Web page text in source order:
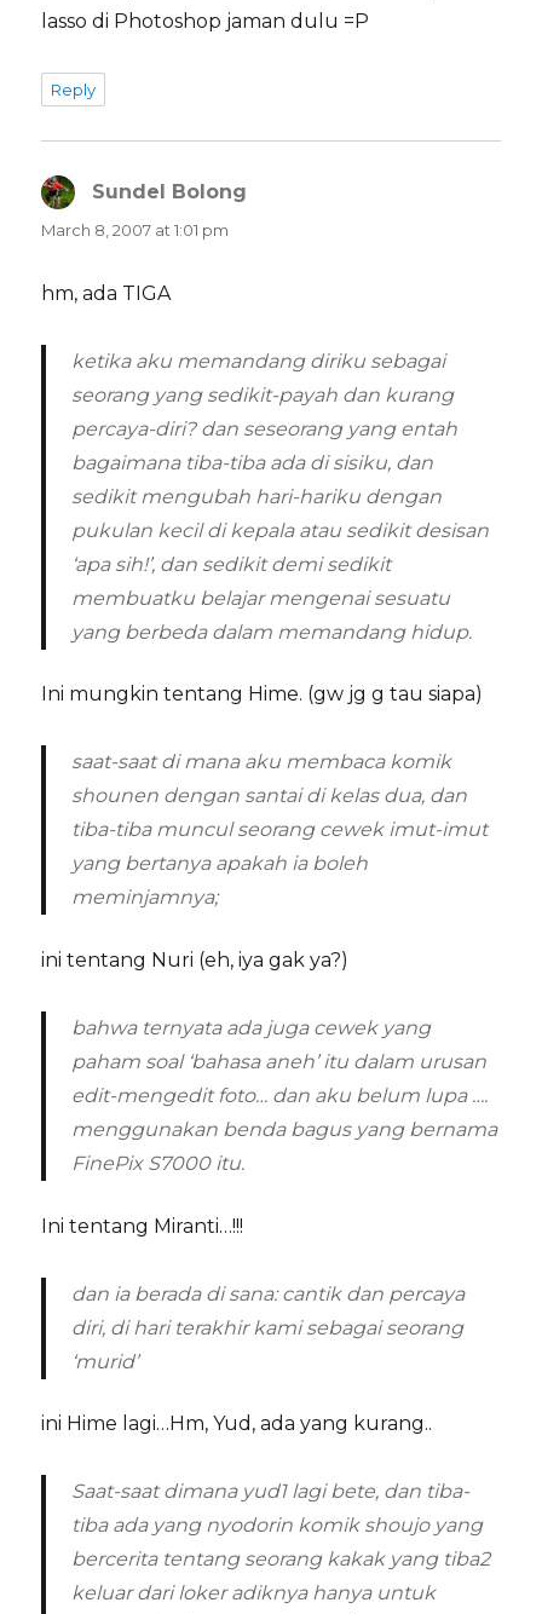
lasso di Photoshop jaman dulu =P
Reply
Sundel Bolong
March 8, 2007 at 1:01 pm
hm, ada TIGA
ketika aku memandang diriku sebagai
seorang yang sedikit-payah dan kurang
percaya-diri? dan seseorang yang entah
bagaimana tiba-tiba ada di sisiku, dan
sedikit mengubah hari-hariku dengan
pukulan kecil di kepala atau sedikit desisan
‘apa sih!’, dan sedikit demi sedikit
membuatku belajar mengenai sesuatu
yang berbeda dalam memandang hidup.
Ini mungkin tentang Hime. (gw jg g tau siapa)
saat-saat di mana aku membaca komik
shounen dengan santai di kelas dua, dan
tiba-tiba muncul seorang cewek imut-imut
yang bertanya apakah ia boleh
meminjamnya;
ini tentang Nuri (eh, iya gak ya?)
bahwa ternyata ada juga cewek yang
paham soal ‘bahasa aneh’ itu dalam urusan
edit-mengedit foto… dan aku belum lupa ….
menggunakan benda bagus yang bernama
FinePix S7000 itu.
Ini tentang Miranti…!!!
dan ia berada di sana: cantik dan percaya
diri, di hari terakhir kami sebagai seorang
‘murid’
ini Hime lagi…Hm, Yud, ada yang kurang..
Saat-saat dimana yud1 lagi bete, dan tiba-
tiba ada yang nyodorin komik shoujo yang
bercerita tentang seorang kakak yang tiba2
keluar dari loker adiknya hanya untuk